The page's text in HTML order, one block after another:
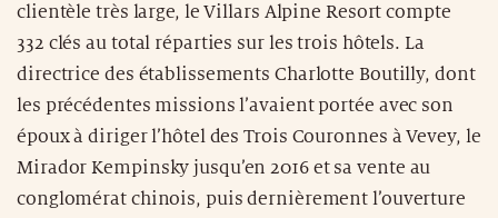
clientèle très large, le Villars Alpine Resort compte
332 clés au total réparties sur les trois hôtels. La
directrice des établissements Charlotte Boutilly, dont
les précédentes missions l’avaient portée avec son
époux à diriger l’hôtel des Trois Couronnes à Vevey, le
Mirador Kempinsky jusqu’en 2016 et sa vente au
conglomérat chinois, puis dernièrement l’ouverture